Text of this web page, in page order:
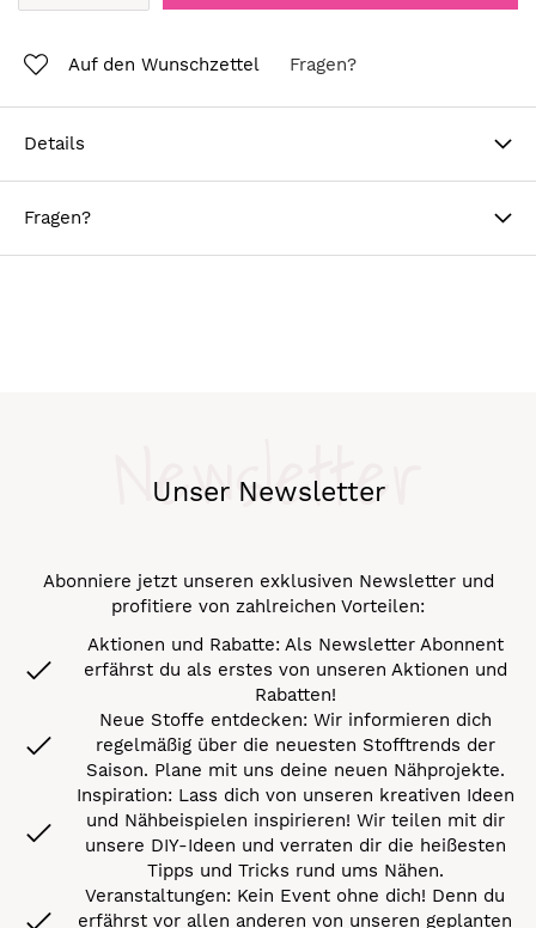
Auf den Wunschzettel Fragen?
Details
Fragen?
Unser Newsletter
Newsletter
Abonniere jetzt unseren exklusiven Newsletter und
profitiere von zahlreichen Vorteilen:
Aktionen und Rabatte: Als Newsletter Abonnent
erfährst du als erstes von unseren Aktionen und
Rabatten!
Neue Stoffe entdecken: Wir informieren dich
regelmäßig über die neuesten Stofftrends der
Saison. Plane mit uns deine neuen Nähprojekte.
Inspiration: Lass dich von unseren kreativen Ideen
und Nähbeispielen inspirieren! Wir teilen mit dir
unsere DIY-Ideen und verraten dir die heißesten
Tipps und Tricks rund ums Nähen.
Veranstaltungen: Kein Event ohne dich! Denn du
erfährst vor allen anderen von unseren geplanten